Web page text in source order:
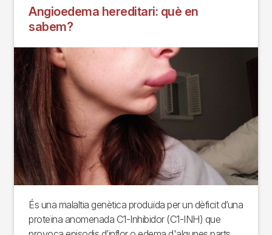
Angioedema hereditari: què en
sabem?
És una malaltia genètica produïda per un dèficit d’una
proteïna anomenada C1-Inhibidor (C1-INH) que